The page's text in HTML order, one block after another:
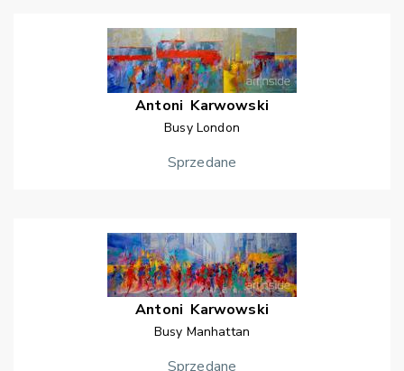
Antoni Karwowski
Busy London
Sprzedane
Antoni Karwowski
Busy Manhattan
Sprzedane